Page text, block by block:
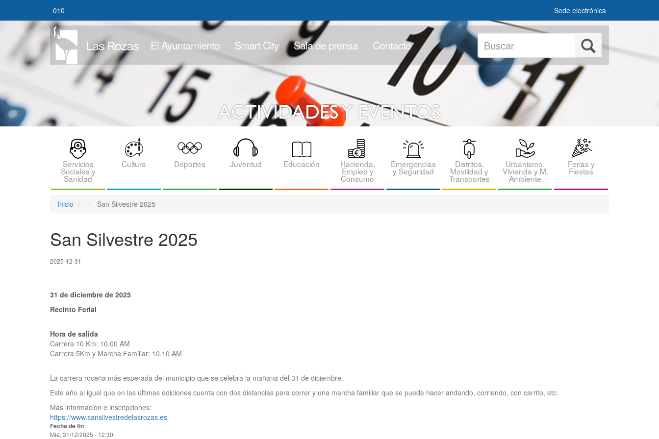
contenido
principal
010 Sede electrónica
El Ayuntamiento Smart City Sala de prensa Contacto
Buscar Buscar
BLOQUE
MENU
CATEGORIAS
Servicios
Sociales y
Sanidad
Cultura Deportes Juventud Educación Hacienda,
Empleo y
Consumo
Emergencias
y Seguridad
Distritos,
Movilidad y
Transportes
Urbanismo,
Vivienda y M.
Ambiente
Ferias y
Fiestas
Inicio San Silvestre 2025
San Silvestre 2025
2025-12-31
31 de diciembre de 2025
Recinto Ferial
Hora de salida
Carrera 10 Km: 10.00 AM
Carrera 5Km y Marcha Familiar: 10.10 AM
La carrera roceña más esperada del municipio que se celebra la mañana del 31 de diciembre.
Este año al igual que en las últimas ediciones cuenta con dos distancias para correr y una marcha familiar que se puede hacer andando, corriendo, con carrito, etc.
Más información e inscripciones:
https://www.sansilvestredelasrozas.es
Fecha de fin
Mié, 31/12/2025 - 12:30